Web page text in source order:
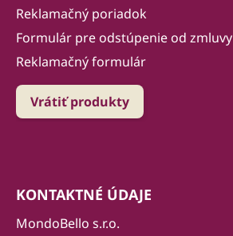
Reklamačný poriadok
Formulár pre odstúpenie od zmluvy
Reklamačný formulár
Vrátiť produkty
KONTAKTNÉ ÚDAJE
MondoBello s.r.o.